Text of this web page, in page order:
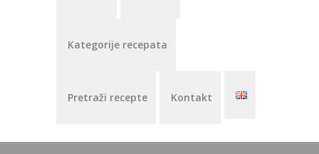
Kategorije recepata
Pretraži recepte Kontakt